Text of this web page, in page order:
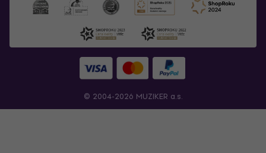
© 2004-2026 MUZIKER a.s.